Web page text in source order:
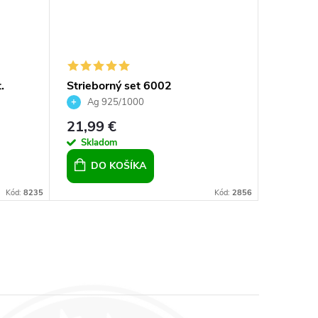
Kód: 8235
Strieborný set 6002
Ag 925/1000
21,99 €
Skladom
DO KOŠÍKA
Kód: 2856